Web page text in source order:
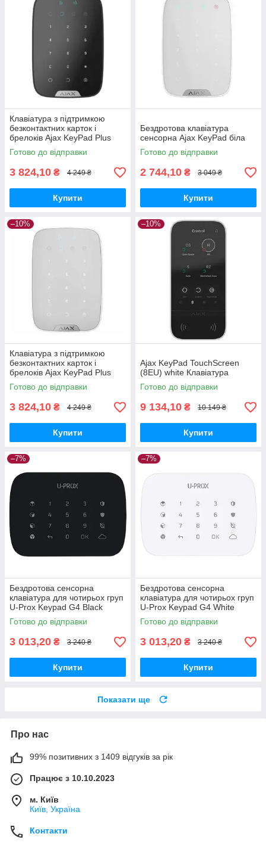
Клавіатура з підтримкою
безконтактних карток і
брелоків Ajax KeyPad Plus
Чорна
Готово до відправки
3 824,10 ₴ 4 249 ₴
Купити
Бездротова клавіатура
сенсорна Ajax KeyPad біла
Готово до відправки
2 744,10 ₴ 3 049 ₴
Купити
–10%
Клавіатура з підтримкою
безконтактних карток і
брелоків Ajax KeyPad Plus
Біла
Готово до відправки
3 824,10 ₴ 4 249 ₴
Купити
–10%
Ajax KeyPad TouchScreen
(8EU) white Клавіатура
Готово до відправки
9 134,10 ₴ 10 149 ₴
Купити
–7%
Бездротова сенсорна
клавіатура для чотирьох груп
U-Prox Keypad G4 Black
Готово до відправки
3 013,20 ₴ 3 240 ₴
Купити
–7%
Бездротова сенсорна
клавіатура для чотирьох груп
U-Prox Keypad G4 White
Готово до відправки
3 013,20 ₴ 3 240 ₴
Купити
Показати ще
Про нас
99% позитивних з 1409 відгуків за рік
Працює з 10.10.2023
м. Київ
Київ, Україна
Контакти